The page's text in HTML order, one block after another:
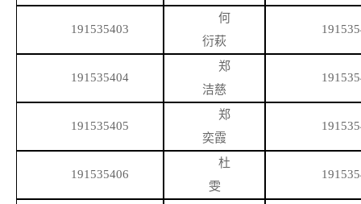
191535403
何
衍萩
191535404
郑
洁慈
191535405
郑
奕霞
191535406
杜
雯